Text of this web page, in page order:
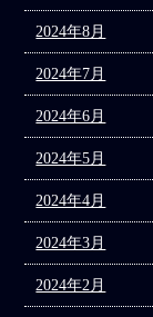
2024年8月
2024年7月
2024年6月
2024年5月
2024年4月
2024年3月
2024年2月